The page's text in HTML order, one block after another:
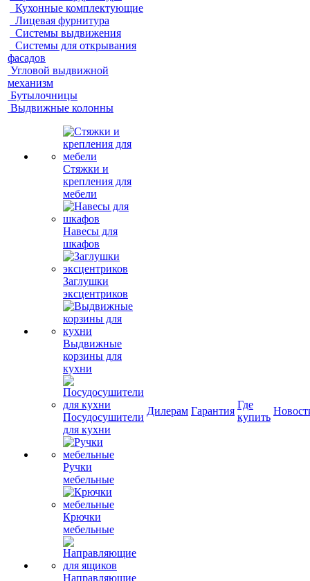
Кухонные комплектующие
Лицевая фурнитура
Системы выдвижения
Системы для открывания
фасадов
Угловой выдвижной
механизм
Бутылочницы
Выдвижные колонны
Стяжки и
крепления для
мебели
Навесы для
шкафов
Заглушки
эксцентриков
Выдвижные
корзины для
кухни
Посудосушители
для кухни
Ручки
мебельные
Крючки
мебельные
Направляющие
Дилерам Гарантия
Где
купить